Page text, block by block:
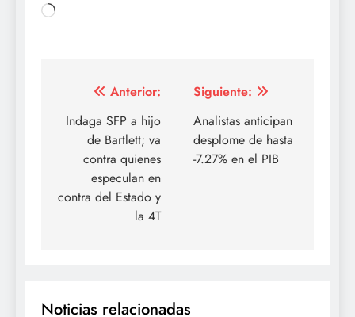
Cargando...
Navegación
de
entradas
Anterior:
Indaga SFP a hijo
de Bartlett; va
contra quienes
especulan en
contra del Estado y
la 4T
Siguiente:
Analistas anticipan
desplome de hasta
-7.27% en el PIB
Noticias relacionadas